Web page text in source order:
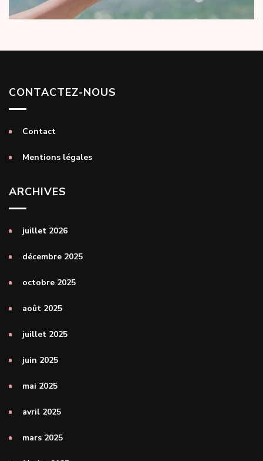
CONTACTEZ-NOUS
Contact
Mentions légales
ARCHIVES
juillet 2026
décembre 2025
octobre 2025
août 2025
juillet 2025
juin 2025
mai 2025
avril 2025
mars 2025